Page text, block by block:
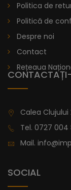
Politica de
Politică de
Despre noi
Contact
Rețeaua
Calea Clujului
Tel. 0727 004
Mail.
SOCIAL